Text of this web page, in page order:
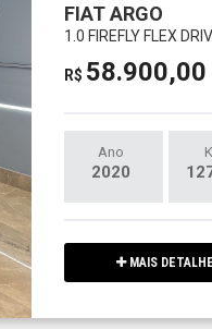
FIAT ARGO
1.0 FIREFLY FLEX
R$ 58.900,00
Ano
2020
MAIS